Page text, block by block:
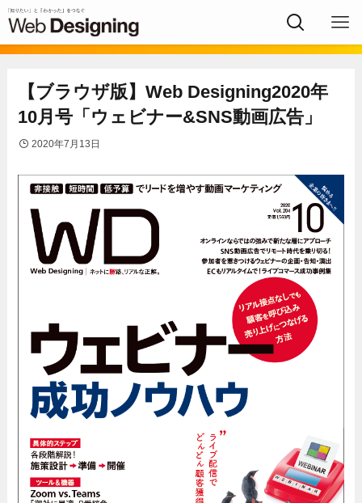
【ブラウザ版】Web Designing2020年
10月号「ウェビナー&SNS動画広告」
2020年7月13日